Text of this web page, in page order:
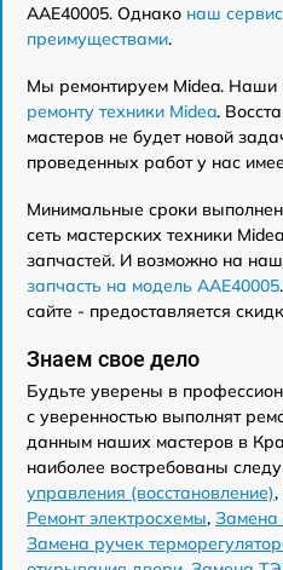
AAE40005. Однако наш
преимуществами.
Мы ремонтируем Midea. Наши
ремонту техники Midea.
мастеров не будет новой
проведенных работ у нас
Минимальные сроки
сеть мастерских техники
запчастей. И возможно на
запчасть на модель AAE40005
сайте - предоставляется
Знаем свое дело
Будьте уверены в
с уверенностью выполнят
данным наших мастеров в
наиболее востребованы
управления (восстановление),
Ремонт электросхемы, Замена
Замена ручек